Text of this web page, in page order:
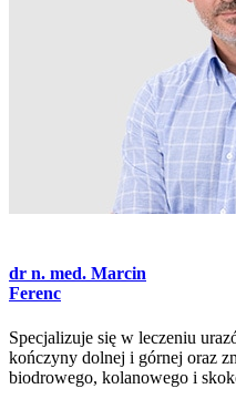
dr n. med. Marcin
Ferenc
Specjalizuje się w leczeniu
kończyny dolnej i górnej oraz
biodrowego, kolanowego i